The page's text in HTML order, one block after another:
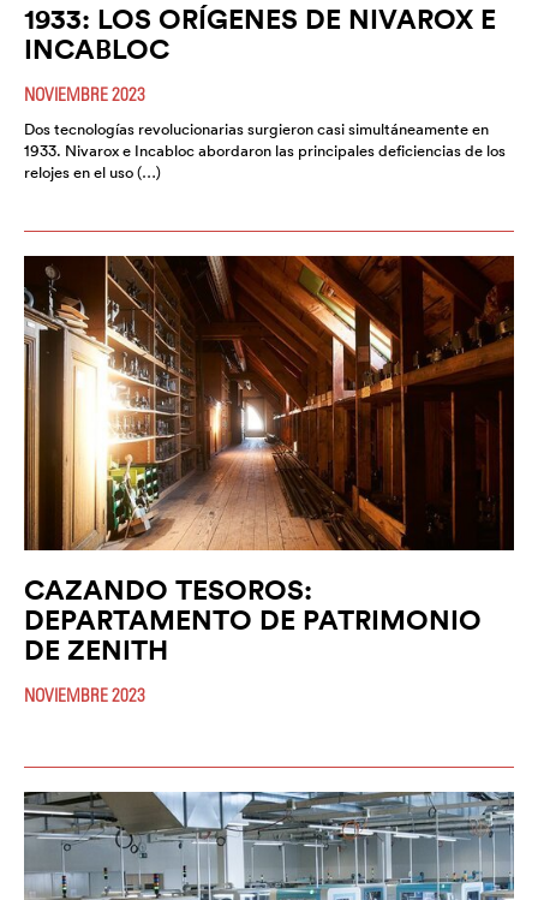
1933: LOS ORÍGENES DE NIVAROX E
INCABLOC
NOVIEMBRE 2023
Dos tecnologías revolucionarias surgieron casi simultáneamente en
1933. Nivarox e Incabloc abordaron las principales deficiencias de los
relojes en el uso (…)
CAZANDO TESOROS:
DEPARTAMENTO DE PATRIMONIO
DE ZENITH
NOVIEMBRE 2023